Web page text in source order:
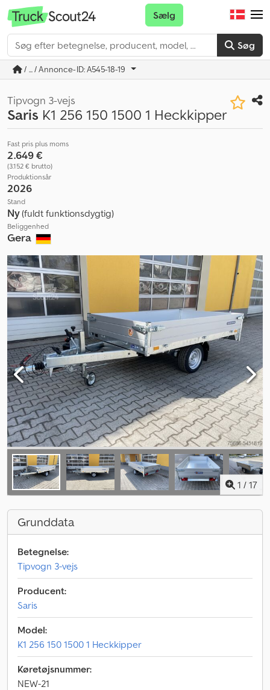
Søg
Sælg
/ ... / Annonce-ID: A545-18-19
Tipvogn 3-vejs
Saris K1 256 150 1500 1 Heckkipper
Fast pris plus moms
2.649 €
(3.152 € brutto)
Produktionsår
2026
Stand
Ny(fuldt funktionsdygtig)
Beliggenhed
Gera
1 / 17
Grunddata
Betegnelse:
Tipvogn 3-vejs
Producent:
Saris
Model:
K1 256 150 1500 1 Heckkipper
Køretøjsnummer:
NEW-21